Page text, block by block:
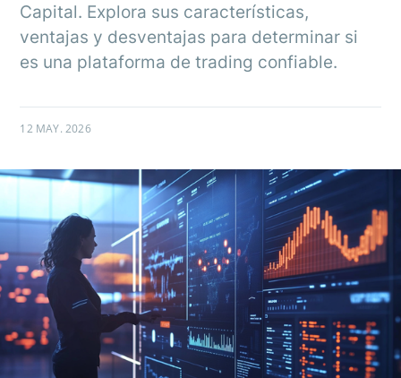
Capital. Explora sus características,
ventajas y desventajas para determinar si
es una plataforma de trading confiable.
12 MAY. 2026